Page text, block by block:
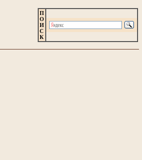
П
О
И
С
К